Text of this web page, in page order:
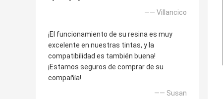
—— Villancico
¡El funcionamiento de su resina es muy
excelente en nuestras tintas, y la
compatibilidad es también buena!
¡Estamos seguros de comprar de su
compañía!
—— Susan